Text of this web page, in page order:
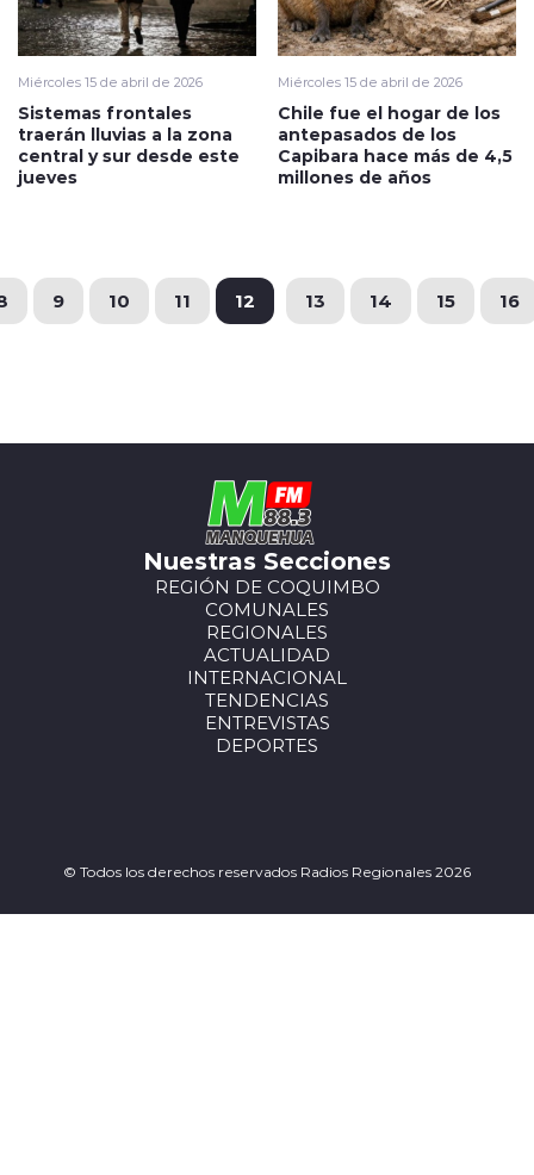
Miércoles 15 de abril de 2026
Sistemas frontales
traerán lluvias a la zona
central y sur desde este
jueves
Miércoles 15 de abril de 2026
Chile fue el hogar de los
antepasados de los
Capibara hace más de 4,5
millones de años
9 10 11 12 13 14 15 16
Nuestras Secciones
REGIÓN DE COQUIMBO
COMUNALES
REGIONALES
ACTUALIDAD
INTERNACIONAL
TENDENCIAS
ENTREVISTAS
DEPORTES
© Todos los derechos reservados Radios Regionales 2026